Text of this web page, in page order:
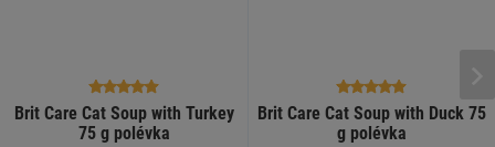
Brit Care Cat Soup with Turkey
75 g polévka
Brit Care Cat Soup with Duck 75
g polévka